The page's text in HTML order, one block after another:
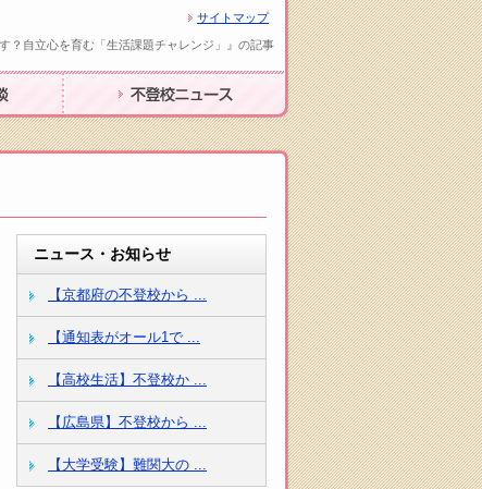
サイトマップ
？自立心を育む「生活課題チャレンジ」』の記事
不登校ニュース
ニュース・お知らせ
【京都府の不登校から ...
【通知表がオール1で ...
【高校生活】不登校か ...
【広島県】不登校から ...
【大学受験】難関大の ...